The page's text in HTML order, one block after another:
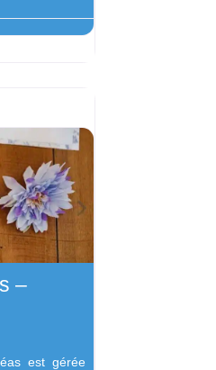
–
est gérée